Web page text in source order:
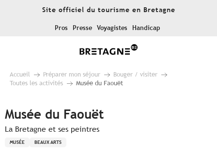
Site officiel du tourisme en Bretagne
Pros Presse Voyagistes Handicap
Accueil Préparer mon séjour
Bouger / visiter
Toutes les activités
Musée du Faouët
Musée du Faouët
La Bretagne et ses peintres
MUSÉE BEAUX ARTS